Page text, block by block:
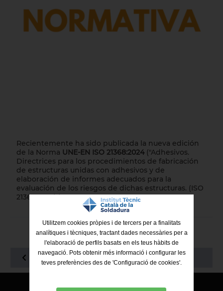
Recientemente ha sido publicada la nueva edición
de la Norma UNE-EN ISO 21368:2024("Adhesivos.
Directrices para los procedimientos de fabricación
de estructuras unidas con adhesivos y de
elaboración de informes adecuados para la
evaluación de los riesgos de dichas estructuras. (ISO
21368:2022)").
VOLVER AL LISTADO
Utilitzem cookies pròpies i de tercers per a finalitats
analítiques i tècniques, tractant dades necessàries per a
l'elaboració de perfils basats en els teus hàbits de
navegació. Pots obtenir més informació i configurar les
teves preferències des de 'Configuració de cookies'.